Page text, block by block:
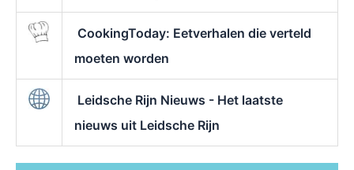
CookingToday: Eetverhalen die verteld
moeten worden
Leidsche Rijn Nieuws - Het laatste
nieuws uit Leidsche Rijn